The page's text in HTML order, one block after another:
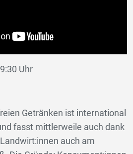
Uhr
Getränken ist international
fasst mittlerweile auch dank
auch am